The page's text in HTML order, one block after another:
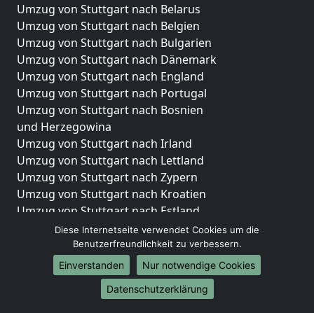
Umzug von Stuttgart nach Belarus
Umzug von Stuttgart nach Belgien
Umzug von Stuttgart nach Bulgarien
Umzug von Stuttgart nach Dänemark
Umzug von Stuttgart nach England
Umzug von Stuttgart nach Portugal
Umzug von Stuttgart nach Bosnien
und Herzegowina
Umzug von Stuttgart nach Irland
Umzug von Stuttgart nach Lettland
Umzug von Stuttgart nach Zypern
Umzug von Stuttgart nach Kroatien
Umzug von Stuttgart nach Estland
Umzug von Stuttgart nach Finnland
Umzug von Stuttgart nach Frankreich
Umzug von Stuttgart nach Griechenland
Umzug von Stuttgart nach Italien
Umzug von Stuttgart nach Liechtenstein
Diese Internetseite verwendet Cookies um die
Benutzerfreundlichkeit zu verbessern.
Einverstanden
Nur notwendige Cookies
Datenschutzerklärung